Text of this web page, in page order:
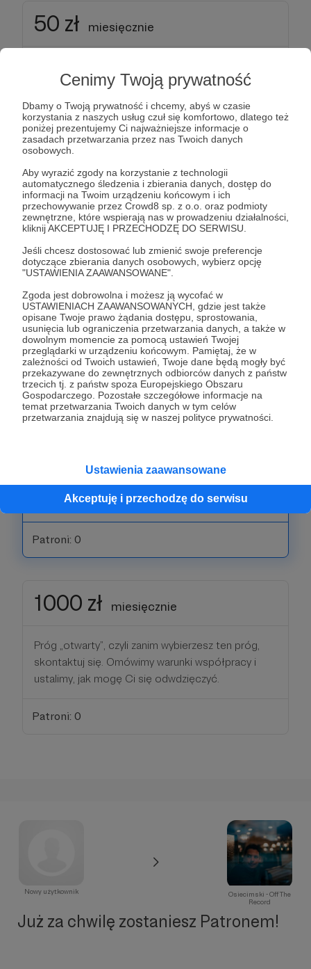
Cenimy Twoją prywatność
Dbamy o Twoją prywatność i chcemy, abyś w czasie
korzystania z naszych usług czuł się komfortowo, dlatego też
poniżej prezentujemy Ci najważniejsze informacje o
zasadach przetwarzania przez nas Twoich danych
osobowych.
Aby wyrazić zgody na korzystanie z technologii
automatycznego śledzenia i zbierania danych, dostęp do
informacji na Twoim urządzeniu końcowym i ich
przechowywanie przez Crowd8 sp. z o.o. oraz podmioty
zewnętrzne, które wspierają nas w prowadzeniu działalności,
kliknij AKCEPTUJĘ I PRZECHODZĘ DO SERWISU.
Jeśli chcesz dostosować lub zmienić swoje preferencje
dotyczące zbierania danych osobowych, wybierz opcję
"USTAWIENIA ZAAWANSOWANE".
Zgoda jest dobrowolna i możesz ją wycofać w
USTAWIENIACH ZAAWANSOWANYCH, gdzie jest także
opisane Twoje prawo żądania dostępu, sprostowania,
usunięcia lub ograniczenia przetwarzania danych, a także w
dowolnym momencie za pomocą ustawień Twojej
przeglądarki w urządzeniu końcowym. Pamiętaj, że w
zależności od Twoich ustawień, Twoje dane będą mogły być
przekazywane do zewnętrznych odbiorców danych z państw
trzecich tj. z państw spoza Europejskiego Obszaru
Gospodarczego. Pozostałe szczegółowe informacje na
temat przetwarzania Twoich danych w tym celów
przetwarzania znajdują się w naszej polityce prywatności.
Ustawienia zaawansowane
Akceptuję i przechodzę do serwisu
50 zł miesięcznie
otrzymają ode mnie podziękowania na moich
social mediach.
Patroni: 1
100 zł miesięcznie
dorzucam podziękowania imienne w napisach
końcowych materiałów video na YT i w
produkcjach, które powstaną.
Patroni: 0
250 zł miesięcznie
specjalnej, zamkniętej grupie. Podziękuję im też
imiennie w czołówce materiałów video na YT i
innych produkcjach.
Patroni: 0
1000 zł miesięcznie
Próg „otwarty”, czyli zanim wybierzesz ten próg,
skontaktuj się. Omówimy warunki współpracy i
ustalimy, jak mogę Ci się odwdzięczyć.
Patroni: 0
Nowy użytkownik
Osiecimski - Off The
Record
Już za chwilę zostaniesz Patronem!